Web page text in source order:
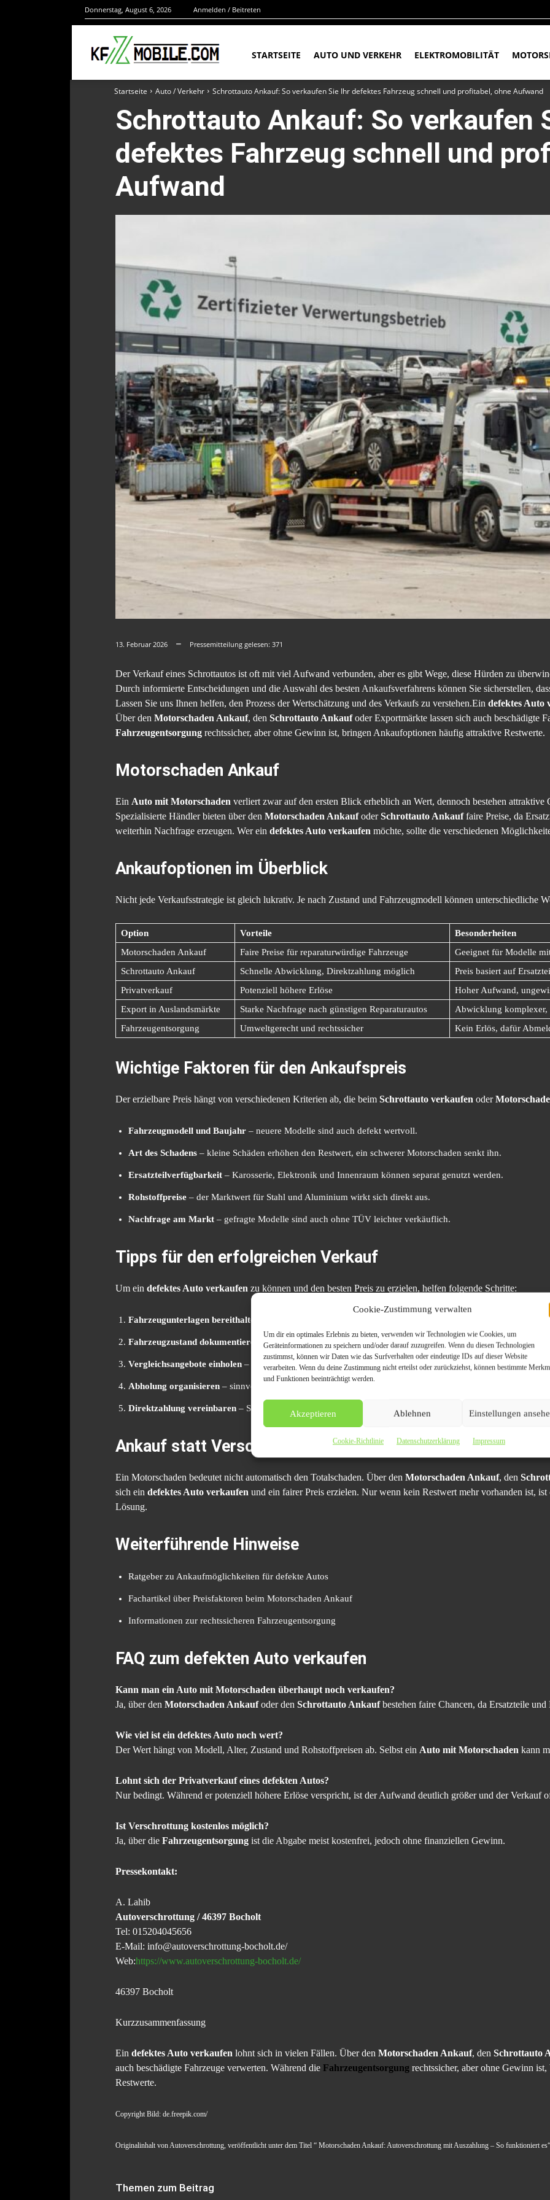
Cookie-Zustimmung verwalten
Um dir ein optimales Erlebnis zu bieten, verwenden wir Technologien wie Cookies, um
Geräteinformationen zu speichern und/oder darauf zuzugreifen. Wenn du diesen Technologien
zustimmst, können wir Daten wie das Surfverhalten oder eindeutige IDs auf dieser Website
verarbeiten. Wenn du deine Zustimmung nicht erteilst oder zurückziehst, können bestimmte
und Funktionen beeinträchtigt werden.
Akzeptieren Ablehnen Einstellungen
Cookie-Richtlinie Datenschutzerklärung Impressum
Donnerstag, August 6, 2026 Anmelden / Beitreten
STARTSEITE AUTO UND VERKEHR ELEKTROMOBILITÄT
Startseite Auto / Verkehr Schrottauto Ankauf: So verkaufen Sie Ihr defektes Fahrzeug schnell und profitabel, ohne Aufwand
Schrottauto Ankauf: So verkaufen
defektes Fahrzeug schnell und
Aufwand
13. Februar 2026 Pressemitteilung gelesen: 371
Der Verkauf eines Schrottautos ist oft mit viel Aufwand verbunden, aber es gibt Wege, diese Hürden zu
Durch informierte Entscheidungen und die Auswahl des besten Ankaufsverfahrens können Sie sicherstellen,
Lassen Sie uns Ihnen helfen, den Prozess der Wertschätzung und des Verkaufs zu verstehen.Ein defektes Auto
Über den Motorschaden Ankauf, den Schrottauto Ankaufoder Exportmärkte lassen sich auch beschädigte
Fahrzeugentsorgung rechtssicher, aber ohne Gewinn ist, bringen Ankaufoptionen häufig attraktive Restwerte.
Motorschaden Ankauf
Ein Auto mit Motorschaden verliert zwar auf den ersten Blick erheblich an Wert, dennoch bestehen
Spezialisierte Händler bieten über den Motorschaden AnkaufoderSchrottauto Ankauffaire Preise, da
weiterhin Nachfrage erzeugen. Wer ein defektes Auto verkaufen möchte, sollte die verschiedenen
Ankaufoptionen im Überblick
Nicht jede Verkaufsstrategie ist gleich lukrativ. Je nach Zustand und Fahrzeugmodell können unterschiedliche
Option Vorteile
Besonderheiten
Motorschaden Ankauf
Faire Preise für reparaturwürdige Fahrzeuge
Geeignet für Modelle
Schrottauto Ankauf
Schnelle Abwicklung, Direktzahlung möglich
Preis basiert auf
Privatverkauf
Potenziell höhere Erlöse
Hoher Aufwand,
Export in Auslandsmärkte
Starke Nachfrage nach günstigen Reparaturautos
Abwicklung
Fahrzeugentsorgung
Umweltgerecht und rechtssicher Kein Erlös, dafür
Wichtige Faktoren für den Ankaufspreis
Der erzielbare Preis hängt von verschiedenen Kriterien ab, die beim Schrottauto verkaufen oder
Fahrzeugmodell und Baujahr – neuere Modelle sind auch defekt wertvoll.
Art des Schadens – kleine Schäden erhöhen den Restwert, ein schwerer Motorschaden senkt ihn.
Ersatzteilverfügbarkeit – Karosserie, Elektronik und Innenraum können separat genutzt werden.
Rohstoffpreise – der Marktwert für Stahl und Aluminium wirkt sich direkt aus.
Nachfrage am Markt – gefragte Modelle sind auch ohne TÜV leichter verkäuflich.
Tipps für den erfolgreichen Verkauf
Um ein defektes Auto verkaufen zu können und den besten Preis zu erzielen, helfen folgende Schritte:
Fahrzeugunterlagen bereithalten
Fahrzeugzustand dokumentieren – Fotos und Beschreibungen schaffen Transparenz.
Vergleichsangebote einholen – Händlerpreise variieren stark.
Abholung organisieren – sinnvoll für nicht fahrbereite Fahrzeuge.
Direktzahlung vereinbaren – Sicherheit durch sofortige Auszahlung.
Ankauf statt Verschrottung lohnt
Ein Motorschaden bedeutet nicht automatisch den Totalschaden. Über den Motorschaden Ankauf, den
sich ein defektes Auto verkaufen und ein fairer Preis erzielen. Nur wenn kein Restwert mehr vorhanden ist,
Lösung.
Weiterführende Hinweise
Ratgeber zu Ankaufmöglichkeiten für defekte Autos
Fachartikel über Preisfaktoren beim Motorschaden Ankauf
Informationen zur rechtssicheren Fahrzeugentsorgung
FAQ zum defekten Auto verkaufen
Kann man ein Auto mit Motorschaden überhaupt noch verkaufen?
Ja, über den Motorschaden Ankaufoder den Schrottauto Ankaufbestehen faire Chancen, da Ersatzteile
Wie viel ist ein defektes Auto noch wert?
Der Wert hängt von Modell, Alter, Zustand und Rohstoffpreisen ab. Selbst ein Auto mit Motorschaden kann
Lohnt sich der Privatverkauf eines defekten Autos?
Nur bedingt. Während er potenziell höhere Erlöse verspricht, ist der Aufwand deutlich größer und der Verkauf
Ist Verschrottung kostenlos möglich?
Ja, über die Fahrzeugentsorgung ist die Abgabe meist kostenfrei, jedoch ohne finanziellen Gewinn.
Pressekontakt:
A. Lahib
Autoverschrottung / 46397 Bocholt
Tel: 015204045656
E-Mail: info@autoverschrottung-bocholt.de/
Web:https://www.autoverschrottung-bocholt.de/
46397 Bocholt
Kurzzusammenfassung
Ein defektes Auto verkaufen lohnt sich in vielen Fällen. Über den Motorschaden Ankauf, den Schrottauto
auch beschädigte Fahrzeuge verwerten. Während die Fahrzeugentsorgung rechtssicher, aber ohne Gewinn
Restwerte.
Copyright Bild: de.freepik.com/
Originalinhalt von Autoverschrottung, veröffentlicht unter dem Titel “ Motorschaden Ankauf: Autoverschrottung mit Auszahlung – So funktioniert
Themen zum Beitrag